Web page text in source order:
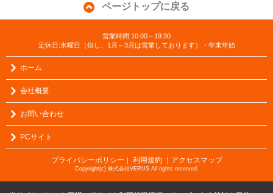
ページトップに戻る
営業時間:10:00～19:30
定休日:水曜日（但し、1月～3月は営業しております）・年末年始
ホーム
会社概要
お問い合わせ
PCサイト
プライバシーポリシー ｜ 利用規約 ｜アクセスマップ
Copyright(c) 株式会社VERUS All rights reserved.